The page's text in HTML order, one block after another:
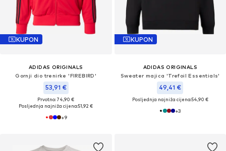
KUPON
ADIDAS ORIGINALS
Gornji dio trenirke 'FIREBIRD'
53,91 €
Prvotno: 74,90 €
Posljednja najniža cijena:51,92 €
+9
KUPON
ADIDAS ORIGINALS
Sweater majica 'Trefoil Essentials'
49,41 €
Posljednja najniža cijena:54,90 €
+3